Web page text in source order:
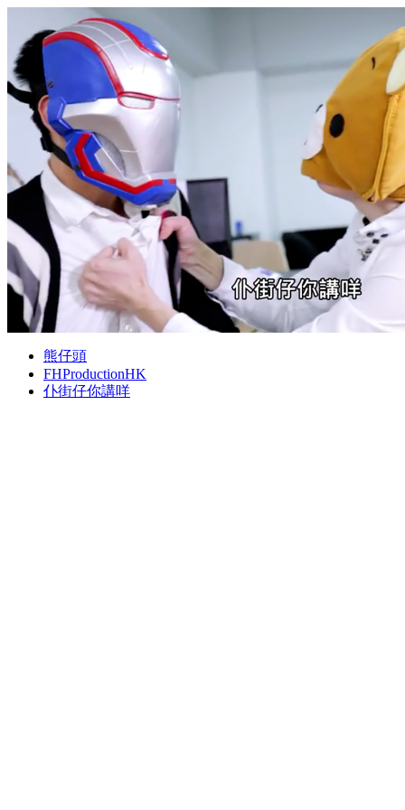
熊仔頭
FHProductionHK
仆街仔你講咩